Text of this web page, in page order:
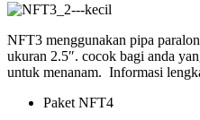
NFT3 menggunakan pipa
ukuran 2.5″. cocok bagi anda
untuk menanam. Informasi
Paket NFT4